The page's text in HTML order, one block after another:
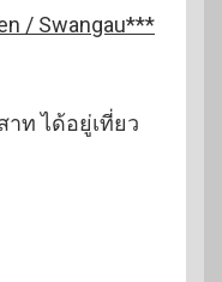
/ Swangau***
ท ได้อยู่เที่ยว